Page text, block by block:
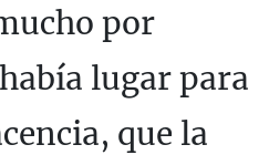
por
lugar para
que la